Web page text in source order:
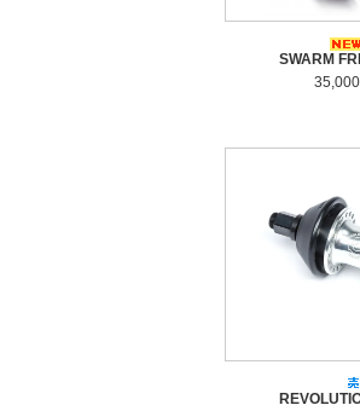
SWARM